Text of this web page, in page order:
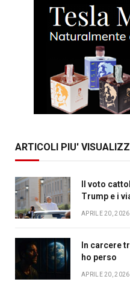
ARTICOLI PIU'
Il voto
Trump e i
APRILE 20, 2026
In carcere
ho perso
APRILE 20, 2026